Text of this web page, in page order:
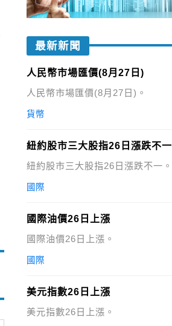
最新新聞
人民幣市場匯價(8月27日)
人民幣市場匯價(8月27日)。
貨幣
紐約股市三大股指26日漲跌不一
紐約股市三大股指26日漲跌不一。
國際
國際油價26日上漲
國際油價26日上漲。
國際
美元指數26日上漲
美元指數26日上漲。